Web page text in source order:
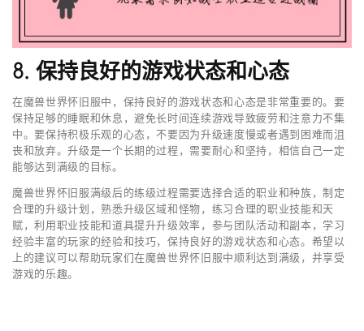
8. 保持良好的游戏状态和心态
在魔兽世界怀旧服中，保持良好的游戏状态和心态是非常重要的。要
保持足够的睡眠和休息，避免长时间连续游戏导致疲劳和注意力不集
中。要保持积极乐观的心态，不要因为升级速度慢或者遇到困难而沮
丧和放弃。升级是一个长期的过程，需要耐心和坚持，相信自己一定
能够达到满级的目标。
魔兽世界怀旧服满级后的练级过程需要选择合适的职业和种族，制定
合理的升级计划，熟悉升级区域和怪物，练习合理的职业技能和天
赋，利用职业技能和道具提升升级效率，参与团队活动和副本，学习
经验丰富的玩家的经验和技巧，保持良好的游戏状态和心态。希望以
上的建议可以帮助玩家们在魔兽世界怀旧服中顺利达到满级，并享受
游戏的乐趣。